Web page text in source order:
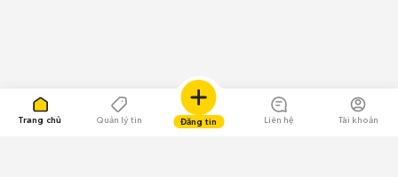
Trang chủ Quản lý tin Đăng tin Liên hệ Tài khoản